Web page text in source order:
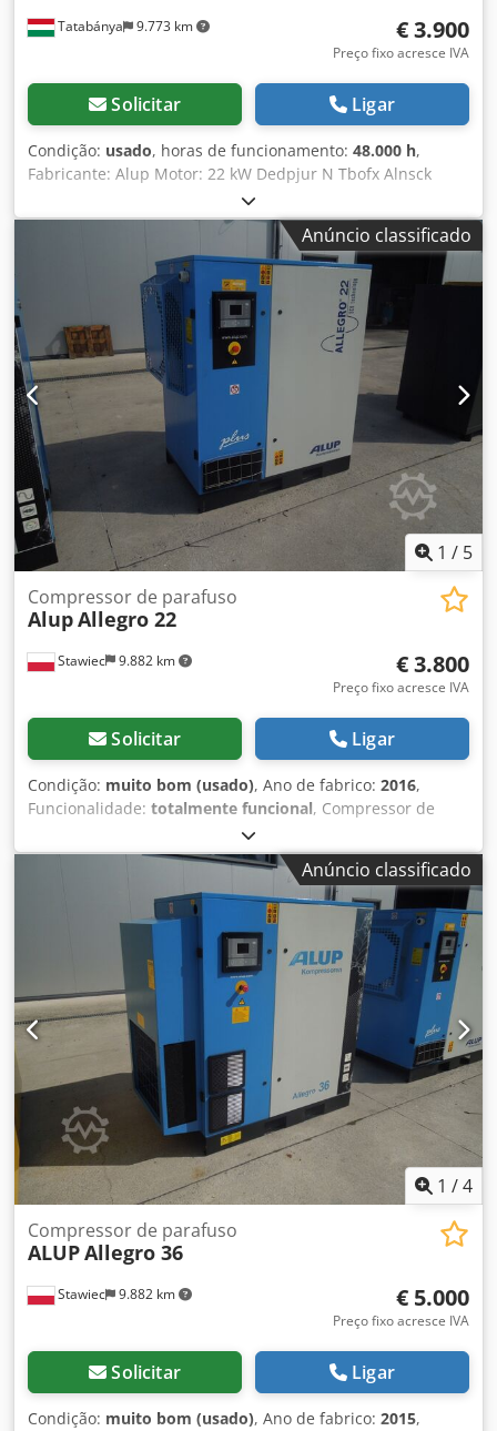
Tatabánya 9.773 km € 3.900
Preço fixo acresce IVA
Solicitar Ligar
Condição: usado, horas de funcionamento: 48.000 h,
Fabricante: Alup Motor: 22 kW Dedpjur N Tbofx Alnsck
Potência: 3,9 m3/min Horas de funcionamento carregadas:
48.000 h
Anúncio classificado
1 / 5
Stawiec 9.882 km
Compressor de parafuso
AlupAllegro 22
€ 3.800
Preço fixo acresce IVA
Solicitar Ligar
Condição: muito bom (usado), Ano de fabrico: 2016,
Funcionalidade: totalmente funcional, Compressor de
parafuso ALUP ALLEGRO 22, equipado com variador de
frequência e secador, após revisão. Dados técnicos: vazão:
4,42 m³/min; motor: 22 kW; Dcsdjzp Hqfspfx Alnsk pressão
máxima: 9,7 bar; ano: 2016; horas de funcionamento: 9147
h; compressor totalmente funcional, com garantia; preço
líquido: 16.500 zł; preço bruto: 20.295 zł.
Anúncio classificado
1 /4
Stawiec 9.882 km
Compressor de parafuso
ALUPAllegro 36
€ 5.000
Preço fixo acresce IVA
Solicitar Ligar
Condição: muito bom (usado), Ano de fabrico: 2015,